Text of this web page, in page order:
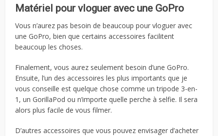
Matériel pour vloguer avec une GoPro
Vous n’aurez pas besoin de beaucoup pour vloguer avec
une GoPro, bien que certains accessoires facilitent
beaucoup les choses.
Finalement, vous aurez seulement besoin d’une GoPro.
Ensuite, l’un des accessoires les plus importants que je
vous conseille est quelque chose comme un tripode 3-en-
1, un GorillaPod ou n’importe quelle perche à selfie. Il sera
alors plus facile de vous filmer.
D’autres accessoires que vous pouvez envisager d’acheter